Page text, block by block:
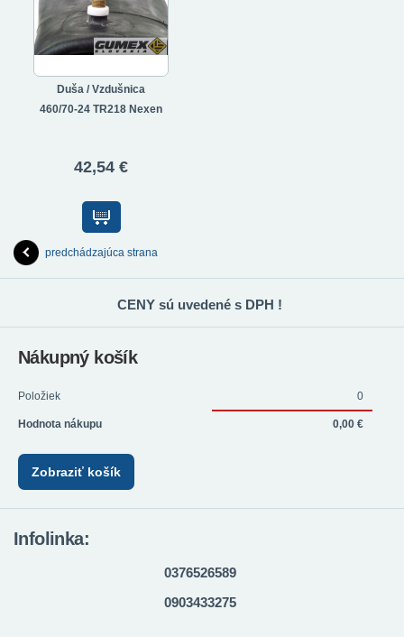
Duša / Vzdušnica
460/70-24 TR218 Nexen
42,54 €
predchádzajúca strana
CENY sú uvedené s DPH !
Nákupný košík
Položiek 0
Hodnota nákupu 0,00 €
Zobraziť košík
Infolinka:
0376526589
0903433275